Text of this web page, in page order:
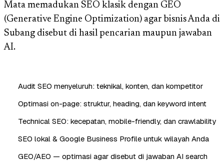
Mata memadukan SEO klasik dengan GEO
(Generative Engine Optimization) agar bisnis Anda di
Subang disebut di hasil pencarian maupun jawaban
AI.
Audit SEO menyeluruh: teknikal, konten, dan kompetitor
Optimasi on-page: struktur, heading, dan keyword intent
Technical SEO: kecepatan, mobile-friendly, dan crawlability
SEO lokal & Google Business Profile untuk wilayah Anda
GEO/AEO — optimasi agar disebut di jawaban AI search